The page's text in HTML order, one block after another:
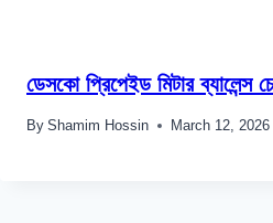
ডেসকো প্রিপেইড মিটার
By Shamim Hossin March 12, 2026